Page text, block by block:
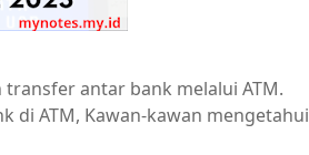
antar bank melalui ATM.
di ATM, Kawan-kawan mengetahui